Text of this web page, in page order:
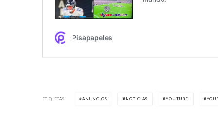
ETIQUETAS ANUNCIOS NOTICIAS YOUTUBE